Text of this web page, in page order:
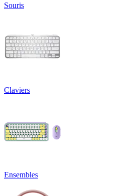
Souris
Claviers
Ensembles